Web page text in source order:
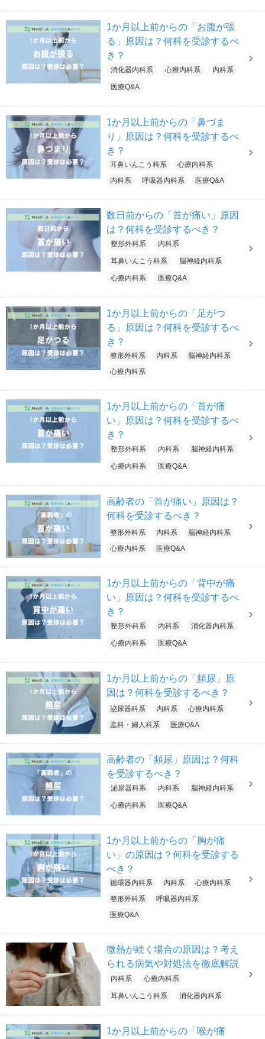
1か月以上前からの「お腹が張
る」原因は？何科を受診するべ
き？
消化器内科系 心療内科系 内科系
医療Q&A
1か月以上前からの「鼻づま
り」原因は？何科を受診するべ
き？
耳鼻いんこう科系
心療内科系
内科系
呼吸器内科系 医療Q&A
数日前からの「首が痛い」原因
は？何科を受診するべき？
整形外科系 内科系
耳鼻いんこう科系 脳神経内科系
心療内科系 医療Q&A
1か月以上前からの「足がつ
る」原因は？何科を受診するべ
き？
整形外科系 内科系
脳神経内科系
心療内科系
1か月以上前からの「首が痛
い」原因は？何科を受診するべ
き？
整形外科系 内科系 脳神経内科系
心療内科系 医療Q&A
高齢者の「首が痛い」原因は？
何科を受診するべき？
整形外科系 内科系
脳神経内科系
心療内科系
医療Q&A
1か月以上前からの「背中が痛
い」原因は？何科を受診するべ
き？
整形外科系 内科系 消化器内科系
心療内科系 医療Q&A
1か月以上前からの「頻尿」原
因は？何科を受診するべき？
泌尿器科系 内科系
心療内科系
産科・婦人科系
医療Q&A
高齢者の「頻尿」原因は？何科
を受診するべき？
泌尿器科系 内科系 脳神経内科系
心療内科系 医療Q&A
1か月以上前からの「胸が痛
い」の原因は？何科を受診する
べき？
循環器内科系 内科系
心療内科系
整形外科系
呼吸器内科系
医療Q&A
微熱が続く場合の原因は？考え
られる病気や対処法を徹底解説
内科系 心療内科系
耳鼻いんこう科系 消化器内科系
1か月以上前からの「喉が痛